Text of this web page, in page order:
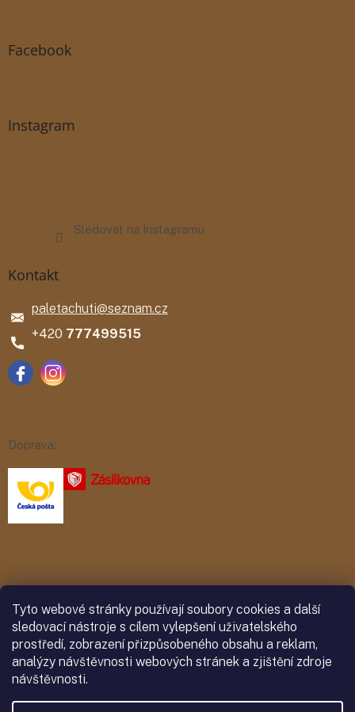
Tyto webové stránky používají soubory cookies a další
sledovací nástroje s cílem vylepšení uživatelského
prostředí, zobrazení přizpůsobeného obsahu a reklam,
analýzy návštěvnosti webových stránek a zjištění zdroje
návštěvnosti.
Facebook
Instagram
Sledovat na Instagramu
Kontakt
paletachuti@seznam.cz
777499515
Doprava: